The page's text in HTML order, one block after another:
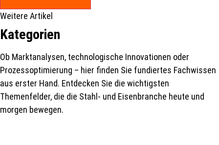
Weitere Artikel
Kategorien
Ob Marktanalysen, technologische Innovationen oder
Prozessoptimierung – hier finden Sie fundiertes Fachwissen
aus erster Hand. Entdecken Sie die wichtigsten
Themenfelder, die die Stahl- und Eisenbranche heute und
morgen bewegen.